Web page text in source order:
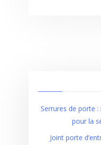
Serrures de porte
pour la
Joint porte